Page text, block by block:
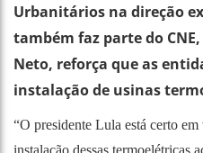
Urbanitários na direção
também faz parte do
Neto, reforça que as
instalação de usinas
“O presidente Lula está certo em
instalação dessas termoelétricas